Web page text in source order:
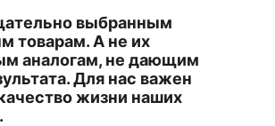
выбранным
товарам. А не их
аналогам, не дающим
Для нас важен
жизни наших